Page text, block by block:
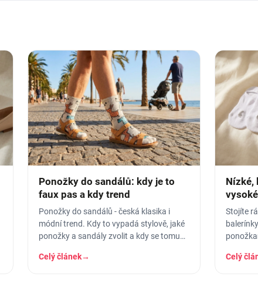
Ponožky do sandálů: kdy je to
faux pas a kdy trend
Ponožky do sandálů - česká klasika i
módní trend. Kdy to vypadá stylově, jaké
ponožky a sandály zvolit a kdy se tomu
Celý článek→
Nízké,
čemu
Stojíte
vám
Celý